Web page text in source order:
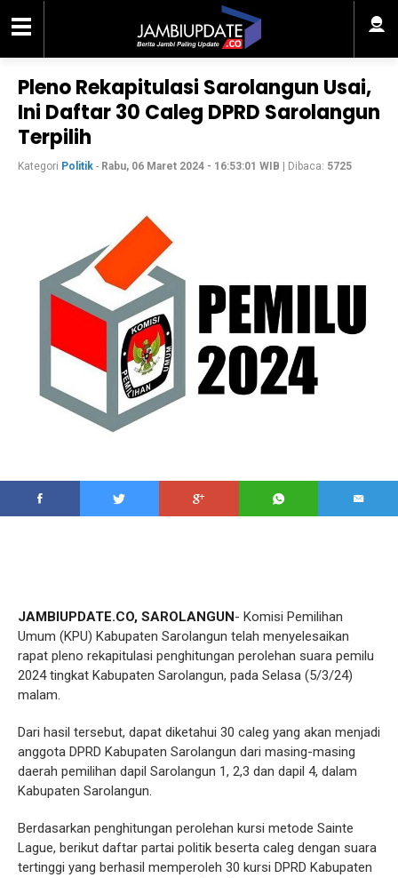
Pleno Rekapitulasi Sarolangun Usai,
Ini Daftar 30 Caleg DPRD Sarolangun
Terpilih
Kategori Politik - Rabu, 06 Maret 2024 - 16:53:01 WIB | Dibaca: 5725
JAMBIUPDATE.CO, SAROLANGUN- Komisi Pemilihan
Umum (KPU) Kabupaten Sarolangun telah menyelesaikan
rapat pleno rekapitulasi penghitungan perolehan suara pemilu
2024 tingkat Kabupaten Sarolangun, pada Selasa (5/3/24)
malam.
Dari hasil tersebut, dapat diketahui 30 caleg yang akan menjadi
anggota DPRD Kabupaten Sarolangun dari masing-masing
daerah pemilihan dapil Sarolangun 1, 2,3 dan dapil 4, dalam
Kabupaten Sarolangun.
Berdasarkan penghitungan perolehan kursi metode Sainte
Lague, berikut daftar partai politik beserta caleg dengan suara
tertinggi yang berhasil memperoleh 30 kursi DPRD Kabupaten